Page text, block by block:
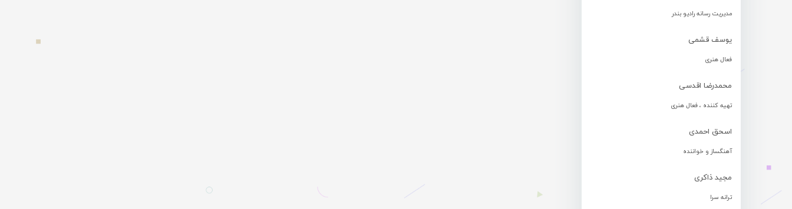
مدیریت رسانه رادیو بندر
یوسف قشمی
فعال هنری
محمدرضا اقدسی
تهیه کننده ، فعال هنری
اسحق احمدی
آهنگساز و خواننده
مجید ذاکری
ترانه سرا